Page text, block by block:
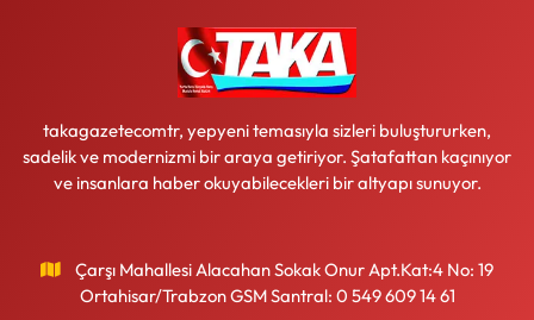
takagazetecomtr, yepyeni temasıyla sizleri buluştururken,
sadelik ve modernizmi bir araya getiriyor. Şatafattan kaçınıyor
ve insanlara haber okuyabilecekleri bir altyapı sunuyor.
Çarşı Mahallesi Alacahan Sokak Onur Apt.Kat:4 No: 19
Ortahisar/Trabzon GSM Santral: 0 549 609 14 61